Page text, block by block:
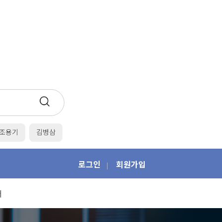
용기 김병삼
로그인 | 회원가입